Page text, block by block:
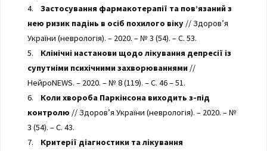
4. Застосування фармакотерапії та пов’язаний з
нею ризик падінь в осіб похилого віку// Здоров’я
України (неврологія). – 2020. – № 3 (54). – С. 53.
5.
Клінічні настанови щодо лікування депресії із
супутніми психічними захворюваннями//
НейроNEWS. – 2020. – № 8 (119). – С. 46 – 51.
6. Коли хвороба Паркінсона виходить з-під
контролю // Здоров’я України (неврологія). – 2020. – №
3 (54). – С. 43.
7. Критерії діагностики та лікування